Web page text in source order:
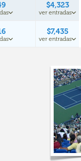
$4,323
ver entradas
$7,435
ver entradas